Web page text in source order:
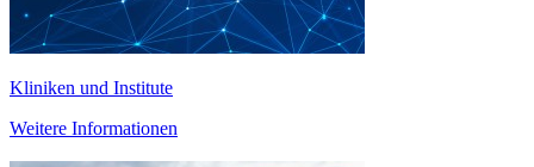
Kliniken und Institute
Weitere Informationen